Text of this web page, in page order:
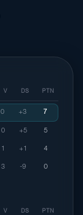
V DS PTN
0 +3 7
0 +5 5
1 +1 4
3 -9 0
V DS PTN